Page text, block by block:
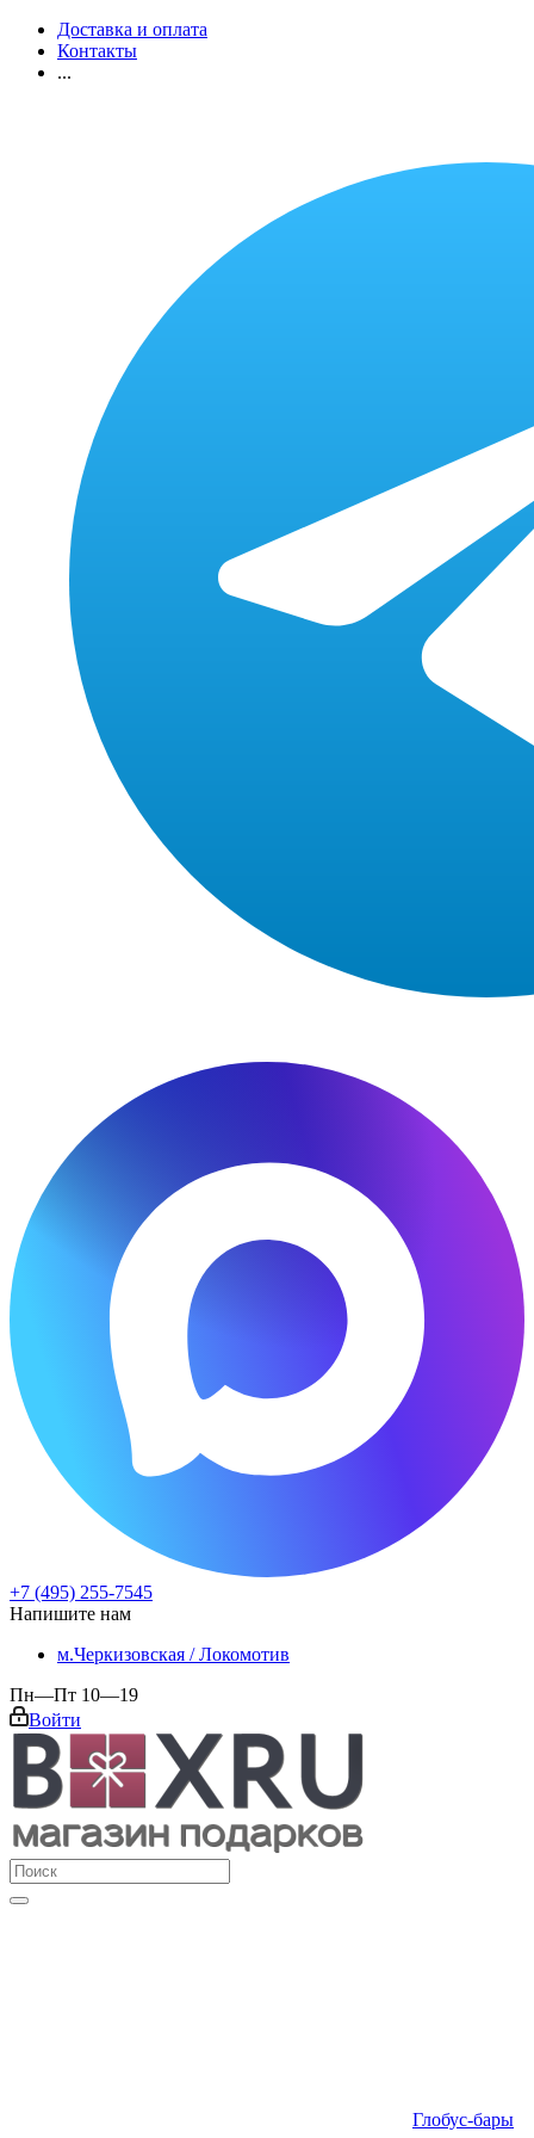
Доставка и оплата
Контакты
...
+7 (495) 255-7545
Напишите нам
м.Черкизовская / Локомотив
Пн—Пт 10—19
Войти
Глобус-бары